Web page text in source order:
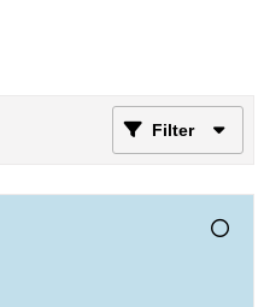
Filter